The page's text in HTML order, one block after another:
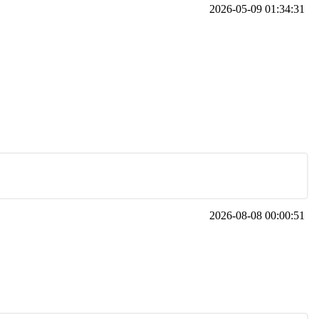
2026-05-09 01:34:31
2026-08-08 00:00:51